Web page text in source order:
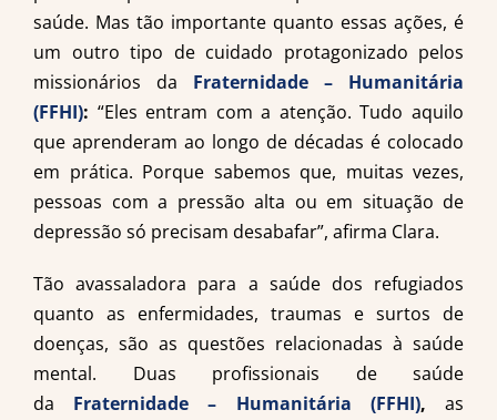
saúde. Mas tão importante quanto essas ações, é
um outro tipo de cuidado protagonizado pelos
missionários da Fraternidade – Humanitária
(FFHI): “Eles entram com a atenção. Tudo aquilo
que aprenderam ao longo de décadas é colocado
em prática. Porque sabemos que, muitas vezes,
pessoas com a pressão alta ou em situação de
depressão só precisam desabafar”, afirma Clara.
Tão avassaladora para a saúde dos refugiados
quanto as enfermidades, traumas e surtos de
doenças, são as questões relacionadas à saúde
mental. Duas profissionais de saúde
da Fraternidade – Humanitária (FFHI), as